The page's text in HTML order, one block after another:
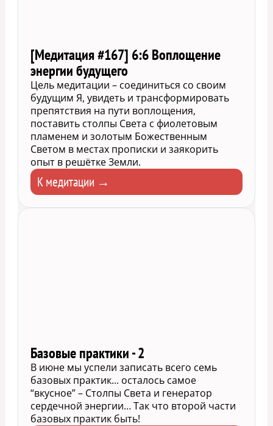
[Медитация #167] 6:6 Воплощение
энергии будущего
Цель медитации – соединиться со своим
будущим Я, увидеть и трансформировать
препятствия на пути воплощения,
поставить столпы Света с фиолетовым
пламенем и золотым Божественным
Светом в местах прописки и заякорить
опыт в решётке Земли.
К медитации →
Базовые практики - 2
В июне мы успели записать всего семь
базовых практик... осталось самое
“вкусное” – Столпы Света и генератор
сердечной энергии… Так что второй части
базовых практик быть!